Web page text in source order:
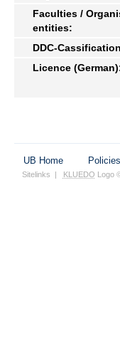
Faculties /
entities:
DDC-
Licence
UB Home Policies
Sitelinks | KLUEDO Logo